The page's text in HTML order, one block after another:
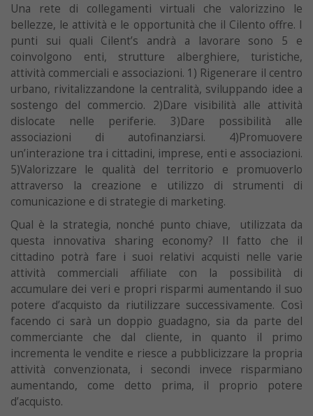
Una rete di collegamenti virtuali che valorizzino le
bellezze, le attività e le opportunità che il Cilento offre. I
punti sui quali Cilent’s andrà a lavorare sono 5 e
coinvolgono enti, strutture alberghiere, turistiche,
attività commerciali e associazioni. 1) Rigenerare il centro
urbano, rivitalizzandone la centralità, sviluppando idee a
sostengo del commercio. 2)Dare visibilità alle attività
dislocate nelle periferie. 3)Dare possibilità alle
associazioni di autofinanziarsi. 4)Promuovere
un’interazione tra i cittadini, imprese, enti e associazioni.
5)Valorizzare le qualità del territorio e promuoverlo
attraverso la creazione e utilizzo di strumenti di
comunicazione e di strategie di marketing.
Qual è la strategia, nonché punto chiave, utilizzata da
questa innovativa sharing economy? Il fatto che il
cittadino potrà fare i suoi relativi acquisti nelle varie
attività commerciali affiliate con la possibilità di
accumulare dei veri e propri risparmi aumentando il suo
potere d’acquisto da riutilizzare successivamente. Così
facendo ci sarà un doppio guadagno, sia da parte del
commerciante che dal cliente, in quanto il primo
incrementa le vendite e riesce a pubblicizzare la propria
attività convenzionata, i secondi invece risparmiano
aumentando, come detto prima, il proprio potere
d’acquisto.